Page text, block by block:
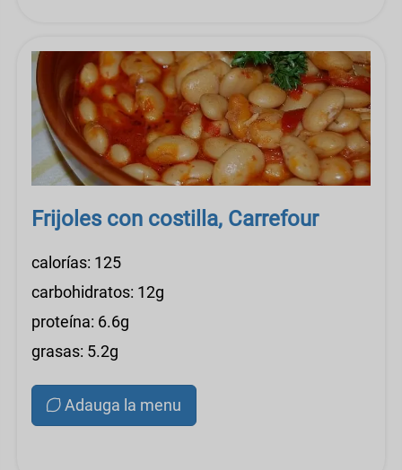
Frijoles con costilla, Carrefour
calorías: 125
carbohidratos: 12g
proteína: 6.6g
grasas: 5.2g
Adauga la menu